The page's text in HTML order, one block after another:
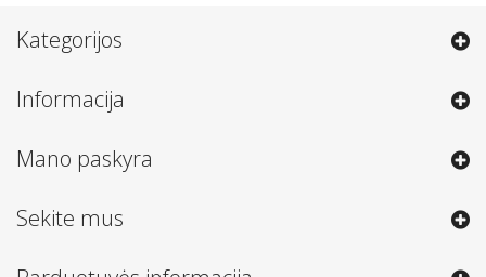
Kategorijos
Informacija
Mano paskyra
Sekite mus